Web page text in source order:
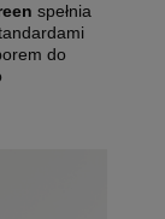
spełnia
do